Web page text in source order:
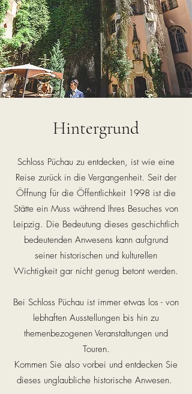
Hintergrund
Schloss Püchau zu entdecken, ist wie eine
Reise zurück in die Vergangenheit. Seit der
Öffnung für die Öffentlichkeit 1998 ist die
Stätte ein Muss während Ihres Besuches von
Leipzig. Die Bedeutung dieses geschichtlich
bedeutenden Anwesens kann aufgrund
seiner historischen und kulturellen
Wichtigkeit gar nicht genug betont werden.
Bei Schloss Püchau ist immer etwas los - von
lebhaften Ausstellungen bis hin zu
themenbezogenen Veranstaltungen und
Touren.
Kommen Sie also vorbei und entdecken Sie
dieses unglaubliche historische Anwesen.